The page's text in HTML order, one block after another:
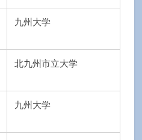
九州大学
北九州市立大学
九州大学